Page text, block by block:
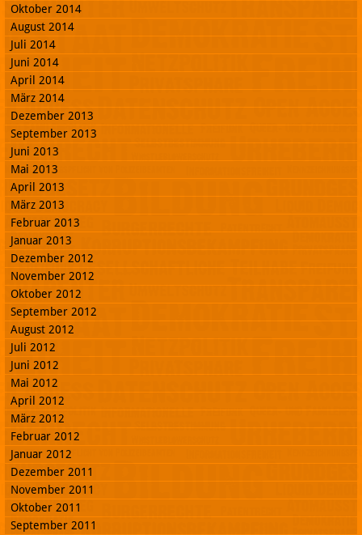
Oktober 2014
August 2014
Juli 2014
Juni 2014
April 2014
März 2014
Dezember 2013
September 2013
Juni 2013
Mai 2013
April 2013
März 2013
Februar 2013
Januar 2013
Dezember 2012
November 2012
Oktober 2012
September 2012
August 2012
Juli 2012
Juni 2012
Mai 2012
April 2012
März 2012
Februar 2012
Januar 2012
Dezember 2011
November 2011
Oktober 2011
September 2011